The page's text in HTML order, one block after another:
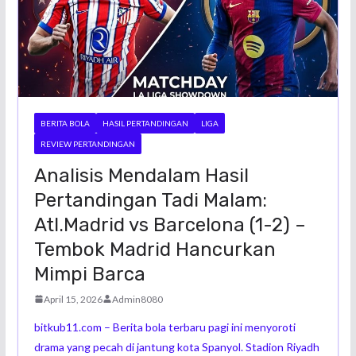
BERITA BOLA HASIL PERTANDINGAN LIGA
REVIEW PERTANDINGAN
Analisis Mendalam Hasil
Pertandingan Tadi Malam:
Atl.Madrid vs Barcelona (1-2) –
Tembok Madrid Hancurkan
Mimpi Barca
April 15, 2026 Admin8080
bitkub11.com – Berita bola terbaru pagi ini menyoroti
drama yang pecah di jantung kota Spanyol. Stadion Riyadh